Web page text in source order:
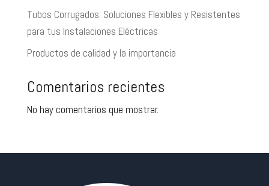
Tubos Corrugados: Soluciones Flexibles y Resistentes
para tus Instalaciones Eléctricas
Productos de calidad y la importancia
Comentarios recientes
No hay comentarios que mostrar.